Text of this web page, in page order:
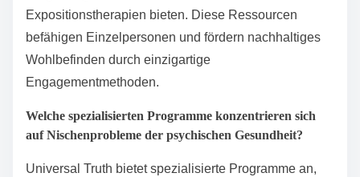
Expositionstherapien bieten. Diese Ressourcen
befähigen Einzelpersonen und fördern nachhaltiges
Wohlbefinden durch einzigartige
Engagementmethoden.
Welche spezialisierten Programme konzentrieren sich
auf Nischenprobleme der psychischen Gesundheit?
Universal Truth bietet spezialisierte Programme an,